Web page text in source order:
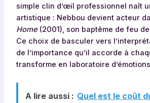
simple clin d’œil professionnel naît
artistique : Nebbou devient acteur
Home(2001), son baptême de feu
Ce choix de basculer vers
de l’importance qu’il accorde à
transforme en laboratoire
A lire aussi : Quel est le coût